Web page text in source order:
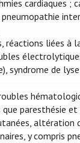
cardiaques ;
réactions liées à
syndrome de
paresthésie et
altération
y compris